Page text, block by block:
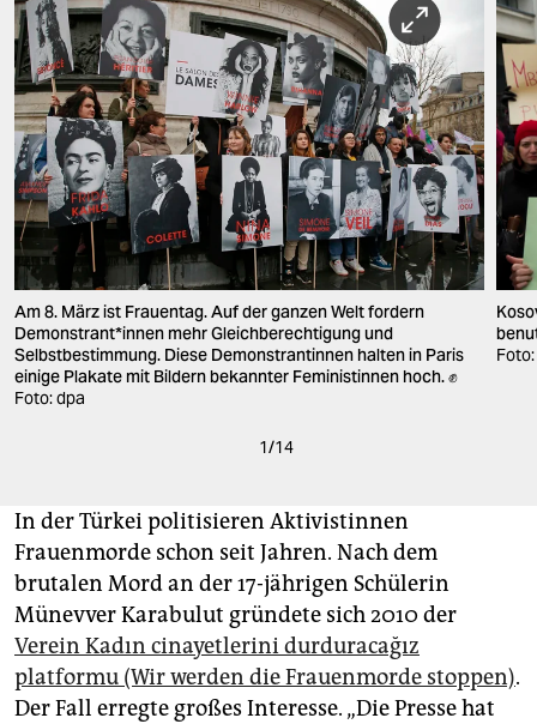
Am 8. März ist Frauentag. Auf der ganzen Welt fordern
Demonstrant*innen mehr Gleichberechtigung und
Selbstbestimmung. Diese Demonstrantinnen halten in Paris
einige Plakate mit Bildern bekannter Feministinnen hoch. ✊
Foto: dpa
1/14
In der Türkei politisieren Aktivistinnen
Frauenmorde schon seit Jahren. Nach dem
brutalen Mord an der 17-jährigen Schülerin
Münevver Karabulut gründete sich 2010 der
Verein Kadın cinayetlerini durduracağız
platformu (Wir werden die Frauenmorde stoppen).
Der Fall erregte großes Interesse. „Die Presse hat